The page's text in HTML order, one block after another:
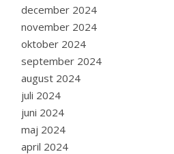
december 2024
november 2024
oktober 2024
september 2024
august 2024
juli 2024
juni 2024
maj 2024
april 2024